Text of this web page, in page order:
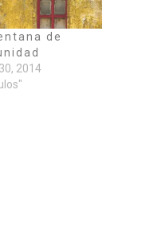
de
2014